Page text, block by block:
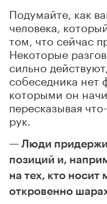
Подумайте, как
человека,
том, что сейчас
Некоторые
сильно
собеседника нет
которыми он
пересказывая
рук.
— Люди
позиций и,
на тех, кто
откровенно